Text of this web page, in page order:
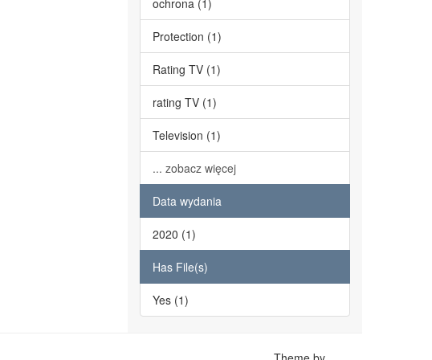
ochrona (1)
Protection (1)
Rating TV (1)
rating TV (1)
Television (1)
... zobacz więcej
Data wydania
2020 (1)
Has File(s)
Yes (1)